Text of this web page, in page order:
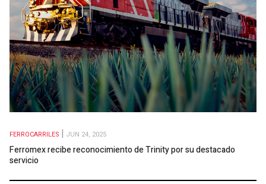
FERROCARRILES JUN 24, 2025
Ferromex recibe reconocimiento de Trinity por su destacado
servicio